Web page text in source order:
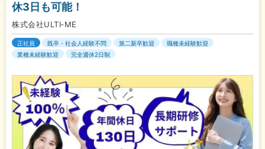
休3日も可能！
株式会社ULTI‐ME
正社員 既卒・社会人経験不問 第二新卒歓迎
職種未経験歓迎
業種未経験歓迎
完全週休2日制